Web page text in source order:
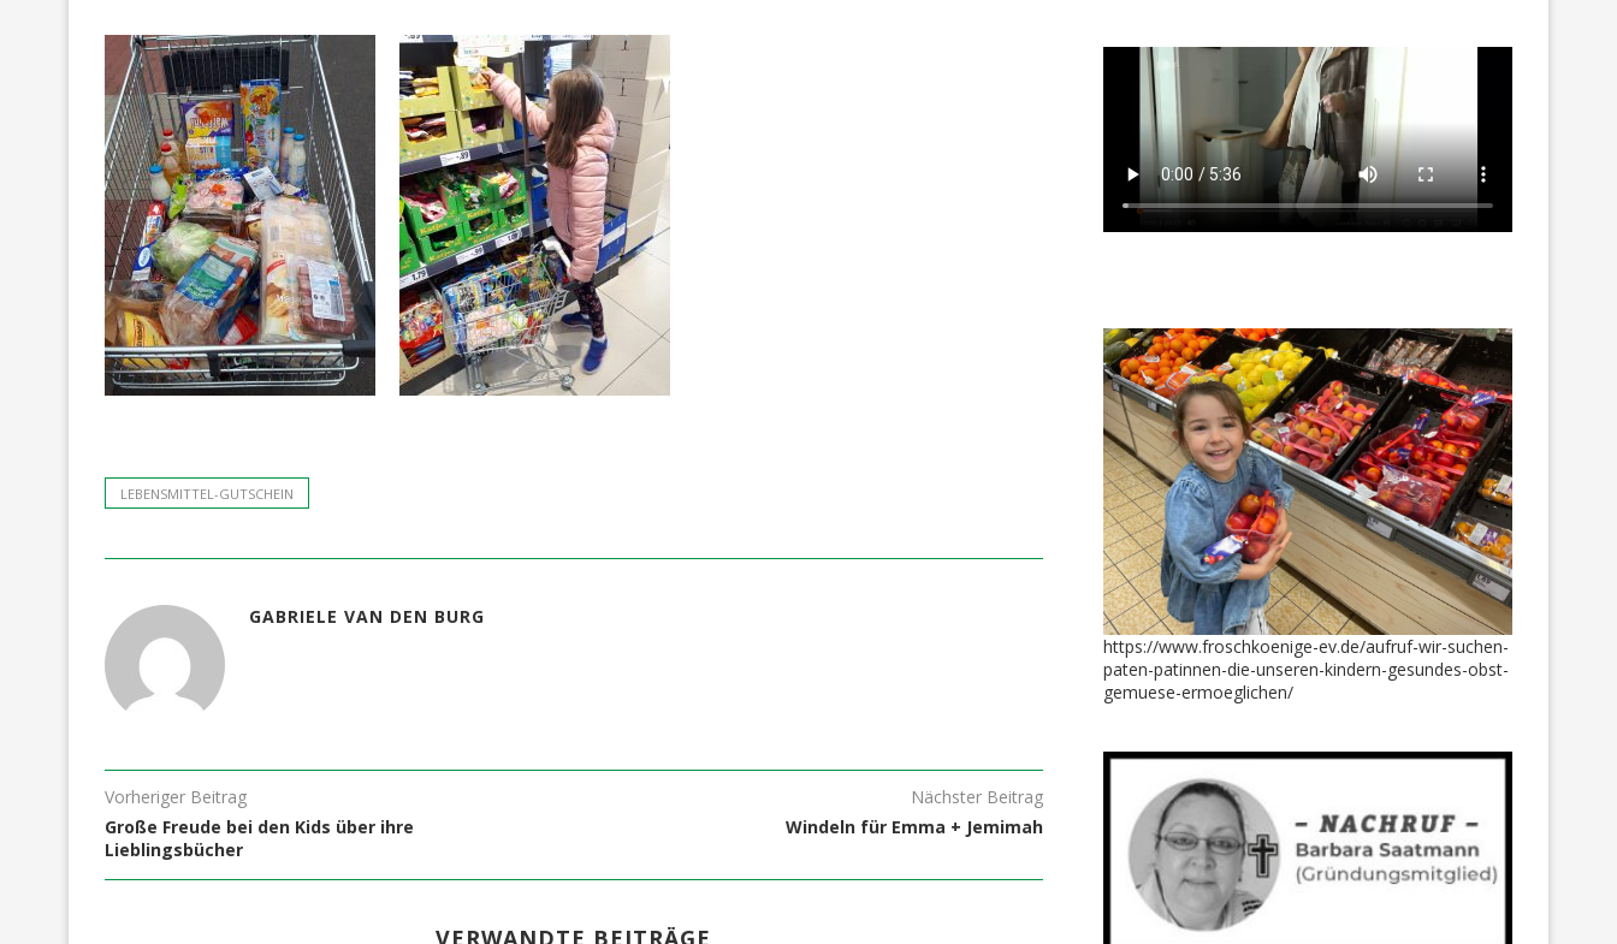
LEBENSMITTEL-GUTSCHEIN
GABRIELE VAN DEN BURG
Vorheriger Beitrag
Große Freude bei den Kids über ihre
Lieblingsbücher
Nächster Beitrag
Windeln für Emma + Jemimah
VERWANDTE BEITRÄGE
https://www.froschkoenige-ev.de/aufruf-wir-suchen-
paten-patinnen-die-unseren-kindern-gesundes-obst-
gemuese-ermoeglichen/